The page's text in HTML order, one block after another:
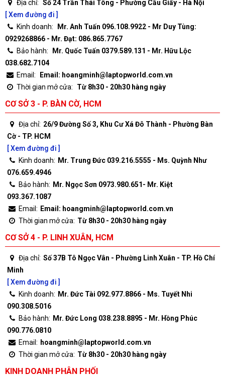
Địa chỉ: Số 24 Trần Thái Tông - Phường Cầu Giấy - Hà Nội
[ Xem đường đi ]
Kinh doanh:
Mr. Anh Tuấn 096.108.9922 - Mr Duy Tùng:
0929268866 - Mr. Đạt: 086.865.7767
Bảo hành:
Mr. Quốc Tuấn 0379.589.131 - Mr. Hữu Lộc
038.682.7104
Email:
Email: hoangminh@laptopworld.com.vn
Thời gian mở cửa:
Từ 8h30 - 20h30 hàng ngày
CƠ SỞ 3 - P. BÀN CỜ, HCM
Địa chỉ: 26/9 Đường Số 3, Khu Cư Xá Đô Thành - Phường Bàn
Cờ - TP. HCM
[ Xem đường đi ]
Kinh doanh: Mr. Trung Đức 039.216.5555 - Ms. Quỳnh Như
076.659.4946
Bảo hành: Mr. Ngọc Sơn 0973.980.651- Mr. Kiệt
093.367.1087
Email: Email: hoangminh@laptopworld.com.vn
Thời gian mở cửa: Từ 8h30 - 20h30 hàng ngày
CƠ SỞ 4 - P. LINH XUÂN, HCM
Địa chỉ: Số 37B Tô Ngọc Vân - Phường Linh Xuân - TP. Hồ Chí
Minh
[ Xem đường đi ]
Kinh doanh: Mr. Đức Tài 092.977.8866 - Ms. Tuyết Nhi
090.308.5016
Bảo hành: Mr. Đức Long 038.238.8895 - Mr. Hồng Phúc
090.776.0810
Email: hoangminh@laptopworld.com.vn
Thời gian mở cửa: Từ 8h30 - 20h30 hàng ngày
KINH DOANH PHÂN PHỐI